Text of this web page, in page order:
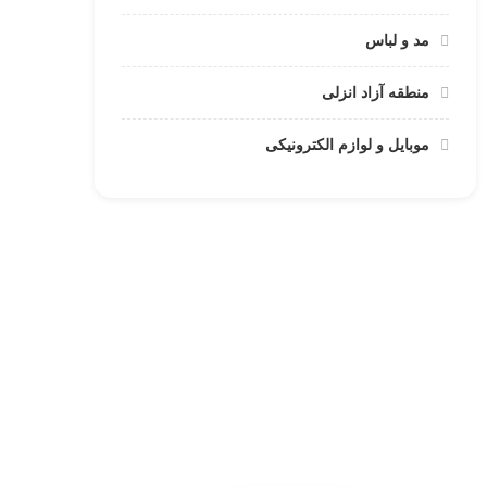
مد و لباس
منطقه آزاد انزلی
موبایل و لوازم الکترونیکی